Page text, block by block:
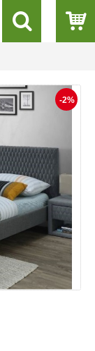
-2%